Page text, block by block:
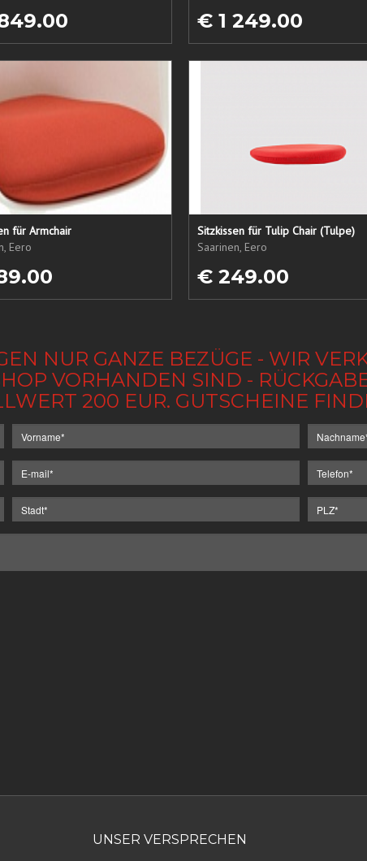
€ 1 249.00
für Armchair
Eero
Sitzkissen für Tulip Chair (Tulpe)
Saarinen, Eero
€ 249.00
NUR GANZE BEZÜGE - WIR
VORHANDEN SIND -
200 EUR. GUTSCHEINE
UNSER VERSPRECHEN